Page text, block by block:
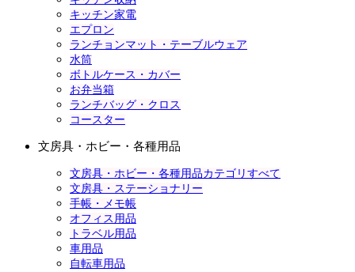
キッチン家電
エプロン
ランチョンマット・テーブルウェア
水筒
ボトルケース・カバー
お弁当箱
ランチバッグ・クロス
コースター
文房具・ホビー・各種用品
文房具・ホビー・各種用品カテゴリすべて
文房具・ステーショナリー
手帳・メモ帳
オフィス用品
トラベル用品
車用品
自転車用品